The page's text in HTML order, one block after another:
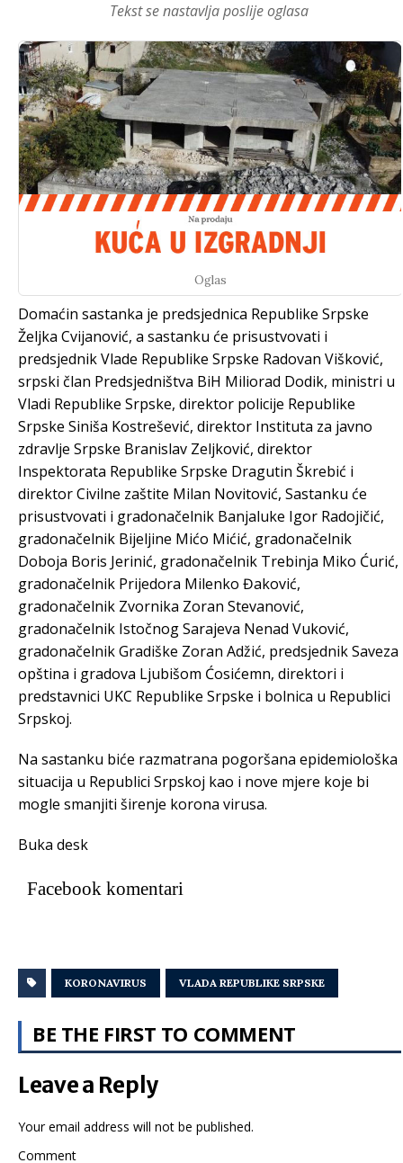
Tekst se nastavlja poslije oglasa
Oglas
Domaćin sastanka je predsjednica Republike Srpske
Željka Cvijanović, a sastanku će prisustvovati i
predsjednik Vlade Republike Srpske Radovan Višković,
srpski član Predsjedništva BiH Miliorad Dodik, ministri u
Vladi Republike Srpske, direktor policije Republike
Srpske Siniša Kostrešević, direktor Instituta za javno
zdravlje Srpske Branislav Zeljković, direktor
Inspektorata Republike Srpske Dragutin Škrebić i
direktor Civilne zaštite Milan Novitović, Sastanku će
prisustvovati i gradonačelnik Banjaluke Igor Radojičić,
gradonačelnik Bijeljine Mićo Mićić, gradonačelnik
Doboja Boris Јerinić, gradonačelnik Trebinja Miko Ćurić,
gradonačelnik Prijedora Milenko Đaković,
gradonačelnik Zvornika Zoran Stevanović,
gradonačelnik Istočnog Sarajeva Nenad Vuković,
gradonačelnik Gradiške Zoran Adžić, predsjednik Saveza
opština i gradova Ljubišom Ćosićemn, direktori i
predstavnici UKC Republike Srpske i bolnica u Republici
Srpskoj.
Na sastanku biće razmatrana pogoršana epidemiološka
situacija u Republici Srpskoj kao i nove mjere koje bi
mogle smanjiti širenje korona virusa.
Buka desk
Facebook komentari
KORONAVIRUS VLADA REPUBLIKE SRPSKE
BE THE FIRST TO COMMENT
Leave a Reply
Your email address will not be published.
Comment